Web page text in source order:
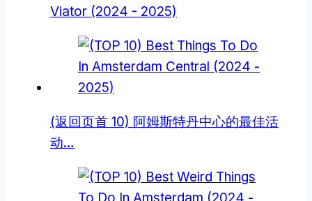
Viator (2024 - 2025)
(返回页首 10) 阿姆斯特丹中心的最佳活
动…